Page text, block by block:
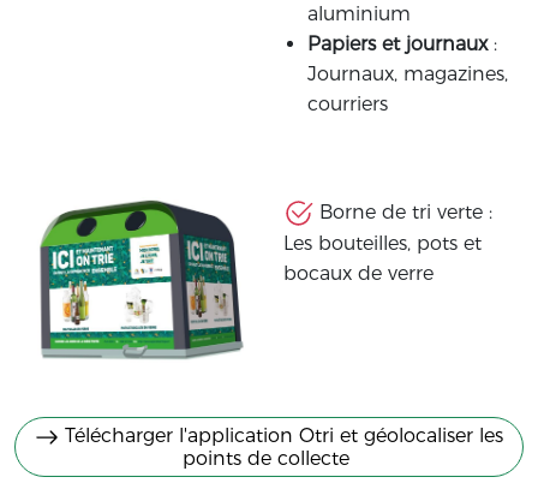
aluminium
Papiers et journaux:
Journaux, magazines,
courriers
Borne de tri verte :
Les bouteilles, pots et
bocaux de verre
Télécharger l'application Otri et géolocaliser les
points de collecte